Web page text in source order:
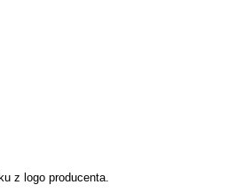
z logo producenta.